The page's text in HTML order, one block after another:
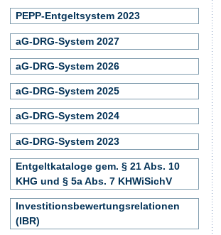
PEPP-Entgeltsystem 2023
aG-DRG-System 2027
aG-DRG-System 2026
aG-DRG-System 2025
aG-DRG-System 2024
aG-DRG-System 2023
Entgeltkataloge gem. § 21 Abs. 10
KHG und § 5a Abs. 7 KHWiSichV
Investitionsbewertungsrelationen
(IBR)